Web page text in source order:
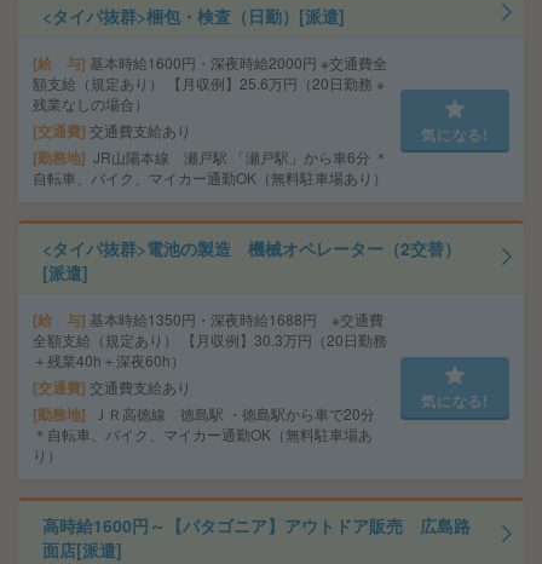
<タイパ抜群>梱包・検査（日勤）[派遣]
給 与 基本時給1600円・深夜時給2000円 ※交通費全
額支給（規定あり） 【月収例】25.6万円（20日勤務 ※
残業なしの場合）
交通費 交通費支給あり
勤務地 JR山陽本線 瀬戸駅 「瀬戸駅」から車6分 ＊
自転車、バイク、マイカー通勤OK（無料駐車場あり）
気になる!
<タイパ抜群>電池の製造 機械オペレーター（2交替）
[派遣]
給 与 基本時給1350円・深夜時給1688円 ※交通費
全額支給（規定あり） 【月収例】30.3万円（20日勤務
＋残業40h＋深夜60h）
交通費 交通費支給あり
勤務地
ＪＲ高徳線 徳島駅 ・徳島駅から車で20分
＊自転車、バイク、マイカー通勤OK（無料駐車場あ
り）
気になる!
高時給1600円～【パタゴニア】アウトドア販売 広島路
面店[派遣]